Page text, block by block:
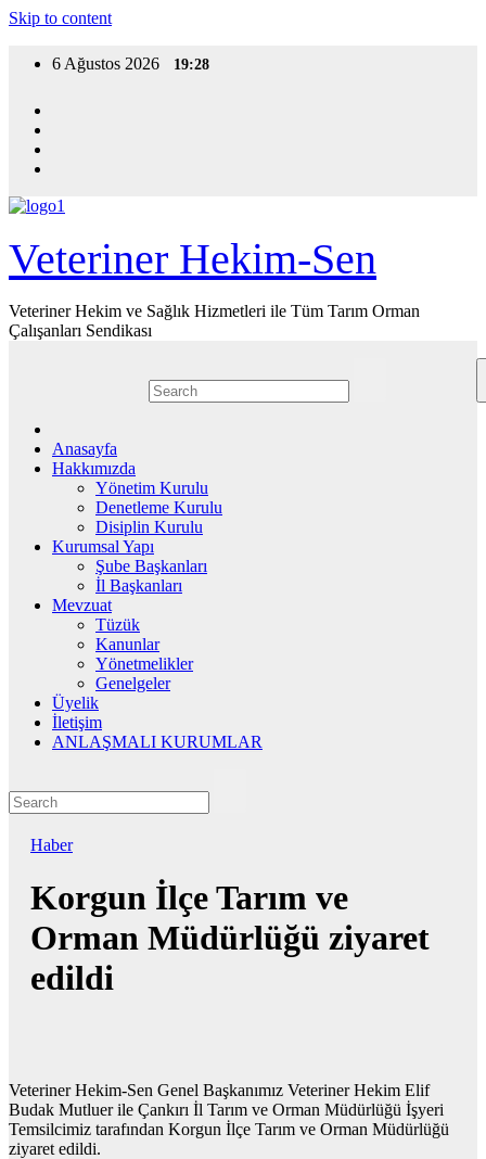
Skip to content
6 Ağustos 2026 19:28
Veteriner Hekim-Sen
Veteriner Hekim ve Sağlık Hizmetleri ile Tüm Tarım Orman
Çalışanları Sendikası
Anasayfa
Hakkımızda
Yönetim Kurulu
Denetleme Kurulu
Disiplin Kurulu
Kurumsal Yapı
Şube Başkanları
İl Başkanları
Mevzuat
Tüzük
Kanunlar
Yönetmelikler
Genelgeler
Üyelik
İletişim
ANLAŞMALI KURUMLAR
Haber
Korgun İlçe Tarım ve
Orman Müdürlüğü ziyaret
edildi
Veteriner Hekim-Sen Genel Başkanımız Veteriner Hekim Elif
Budak Mutluer ile Çankırı İl Tarım ve Orman Müdürlüğü İşyeri
Temsilcimiz tarafından Korgun İlçe Tarım ve Orman Müdürlüğü
ziyaret edildi.